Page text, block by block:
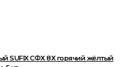
SUFIX СФХ 8Х горячий жёлтый